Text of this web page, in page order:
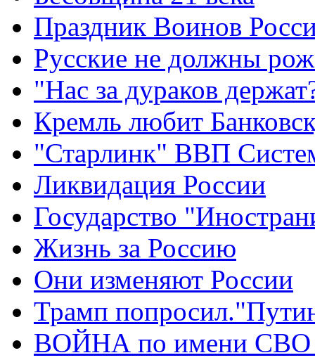
Праздник Воинов
Русские не должны
"Нас за дураков
Кремль любит
"Старлинк" ВВП
Ликвидация России
Государство
Жизнь за Россию
Они изменяют России
Трамп
ВОЙНА по имени СВО